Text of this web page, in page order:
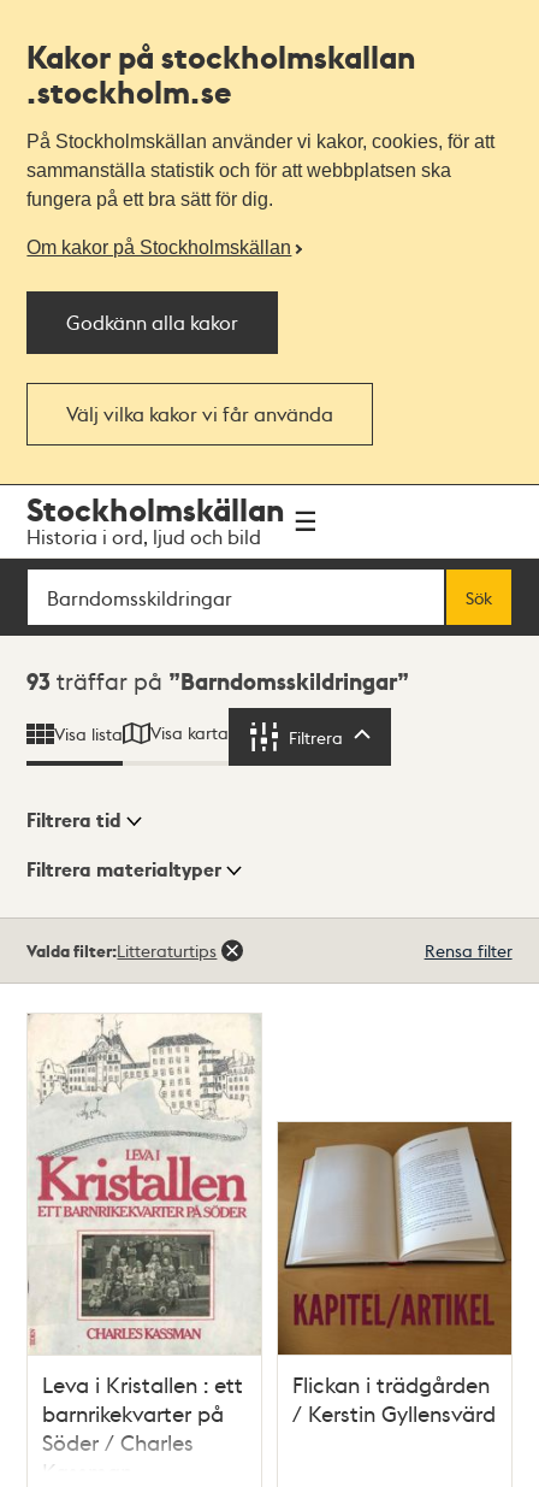
Kakor på stockholmskallan
.stockholm.se
På Stockholmskällan använder vi kakor, cookies, för att
sammanställa statistik och för att webbplatsen ska
fungera på ett bra sätt för dig.
Om kakor på Stockholmskällan
Godkänn alla kakor
Välj vilka kakor vi får använda
navigationen
huvudinnehållet
Stockholmskällan
Historia i ord, ljud och bild
Sök
Sök
Sökresultat
93 träffar på Barndomsskildringar
Visa lista Visa karta Filtrera
Visningsläge
Filtrera tid
Filtrera materialtyper
träffar
Valda filter:Litteraturtips Rensa filter
Leva i Kristallen : ett
barnrikekvarter på
Söder / Charles
Kassman
Flickan i trädgården
/ Kerstin Gyllensvärd